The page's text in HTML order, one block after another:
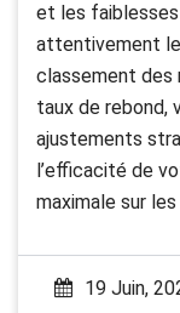
et les
attentivement
classement des
taux de rebond,
ajustements
l’efficacité de
maximale sur
19 Juin,